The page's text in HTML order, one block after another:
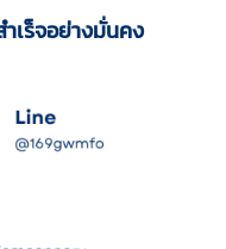
เร็จอย่างมั่นคง